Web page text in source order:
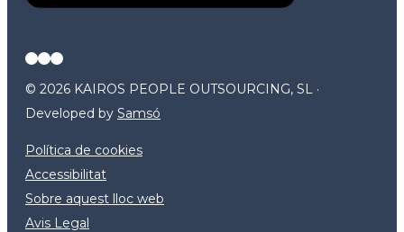
© 2026 KAIROS PEOPLE OUTSOURCING, SL ·
Developed by Samsó
Política de cookies
Accessibilitat
Sobre aquest lloc web
Avis Legal